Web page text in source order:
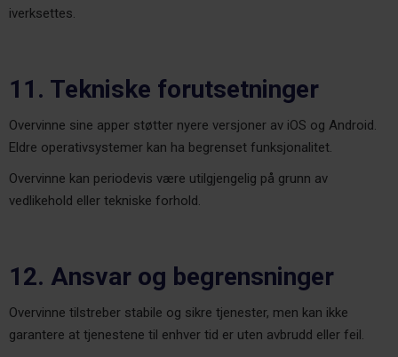
iverksettes.
11. Tekniske forutsetninger
Overvinne sine apper støtter nyere versjoner av iOS og Android.
Eldre operativsystemer kan ha begrenset funksjonalitet.
Overvinne kan periodevis være utilgjengelig på grunn av
vedlikehold eller tekniske forhold.
12. Ansvar og begrensninger
Overvinne tilstreber stabile og sikre tjenester, men kan ikke
garantere at tjenestene til enhver tid er uten avbrudd eller feil.